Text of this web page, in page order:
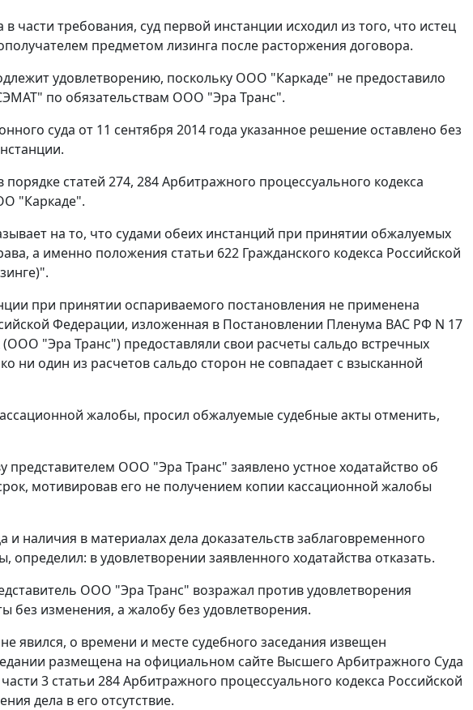
части требования, суд первой инстанции исходил из того, что истец
предметом лизинга после расторжения договора.
удовлетворению, поскольку ООО "Каркаде" не предоставило
по обязательствам ООО "Эра Транс".
суда от 11 сентября 2014 года указанное решение оставлено без
статей 274, 284 Арбитражного процессуального кодекса
"Каркаде".
на то, что судами обеих инстанций при принятии обжалуемых
а именно положения статьи 622 Гражданского кодекса Российской
при принятии оспариваемого постановления не применена
Федерации, изложенная в Постановлении Пленума ВАС РФ N 17
(ООО "Эра Транс") предоставляли свои расчеты сальдо встречных
ни один из расчетов сальдо сторон не совпадает с взысканной
жалобы, просил обжалуемые судебные акты отменить,
ООО "Эра Транс" заявлено устное ходатайство об
мотивировав его не получением копии кассационной жалобы
наличия в материалах дела доказательств заблаговременного
в удовлетворении заявленного ходатайства отказать.
ООО "Эра Транс" возражал против удовлетворения
без изменения, а жалобу без удовлетворения.
явился, о времени и месте судебного заседания извещен
размещена на официальном сайте Высшего Арбитражного Суда
3 статьи 284 Арбитражного процессуального кодекса Российской
дела в его отсутствие.